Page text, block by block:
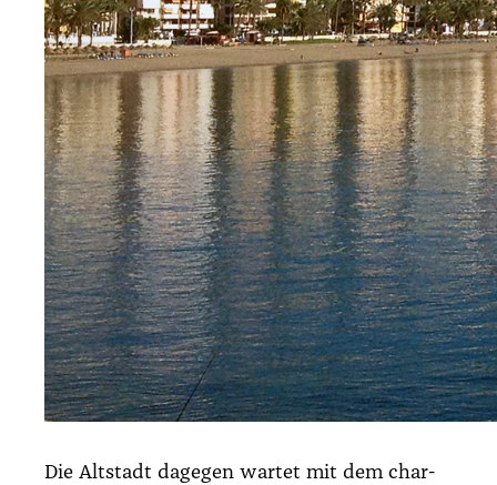
Die Alt­stadt dage­gen war­tet mit dem char­